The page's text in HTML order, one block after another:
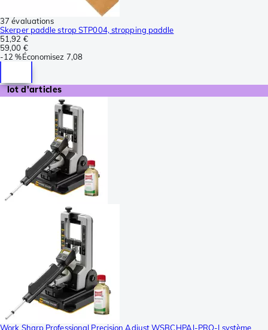
37 évaluations
Skerper paddle strop STP004, stropping paddle
51,92 €
59,00 €
-12 %Économisez 7,08
lot d'articles
Work Sharp Professional Precision Adjust WSBCHPAJ-PRO-I système